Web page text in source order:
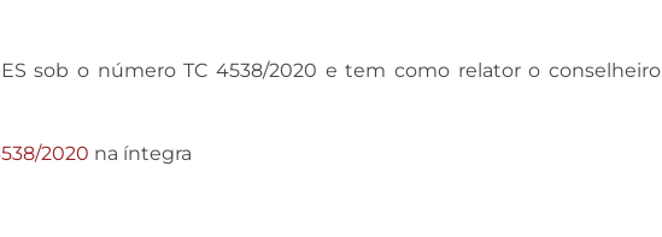
sob o número TC 4538/2020 e tem como relator o conselheiro
2020 na íntegra